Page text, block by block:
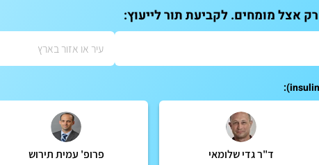
ד"ר גדי שלומאי פרופ' עמית תירוש